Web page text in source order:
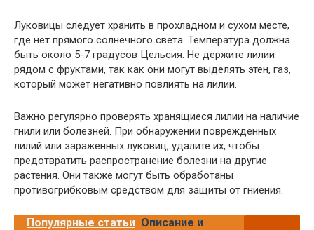
Луковицы следует хранить в прохладном и сухом месте,
где нет прямого солнечного света. Температура должна
быть около 5-7 градусов Цельсия. Не держите лилии
рядом с фруктами, так как они могут выделять этен, газ,
который может негативно повлиять на лилии.
Важно регулярно проверять хранящиеся лилии на наличие
гнили или болезней. При обнаружении поврежденных
лилий или зараженных луковиц, удалите их, чтобы
предотвратить распространение болезни на другие
растения. Они также могут быть обработаны
противогрибковым средством для защиты от гниения.
Популярные статьи Описание и